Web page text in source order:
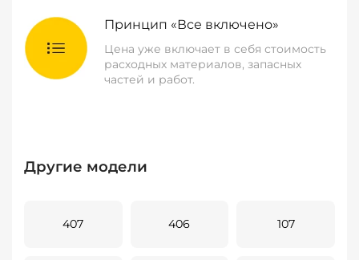
Принцип «Все включено»
Цена уже включает в себя стоимость
расходных материалов, запасных
частей и работ.
Другие модели
407 406 107